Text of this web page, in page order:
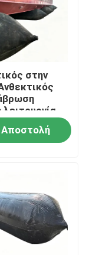
στην
πλοίων
Αποστολή